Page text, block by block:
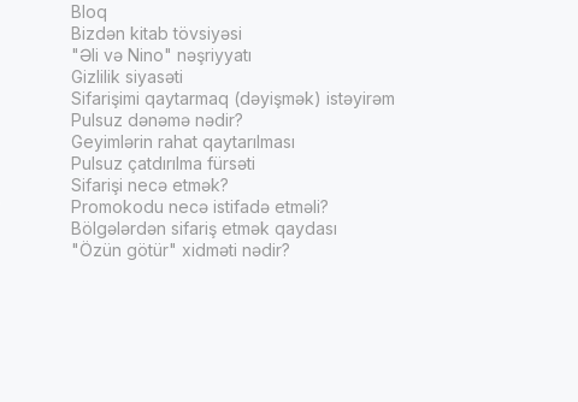
Bloq
Bizdən kitab tövsiyəsi
"Əli və Nino" nəşriyyatı
Gizlilik siyasəti
Sifarişimi qaytarmaq (dəyişmək) istəyirəm
Pulsuz dənəmə nədir?
Geyimlərin rahat qaytarılması
Pulsuz çatdırılma fürsəti
Sifarişi necə etmək?
Promokodu necə istifadə etməli?
Bölgələrdən sifariş etmək qaydası
"Özün götür" xidməti nədir?